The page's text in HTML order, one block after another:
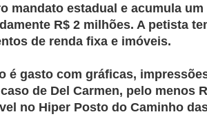
mandato estadual e acumula
R$ 2 milhões. A petista
de renda fixa e imóveis.
é gasto com gráficas,
de Del Carmen, pelo menos
no Hiper Posto do Caminho